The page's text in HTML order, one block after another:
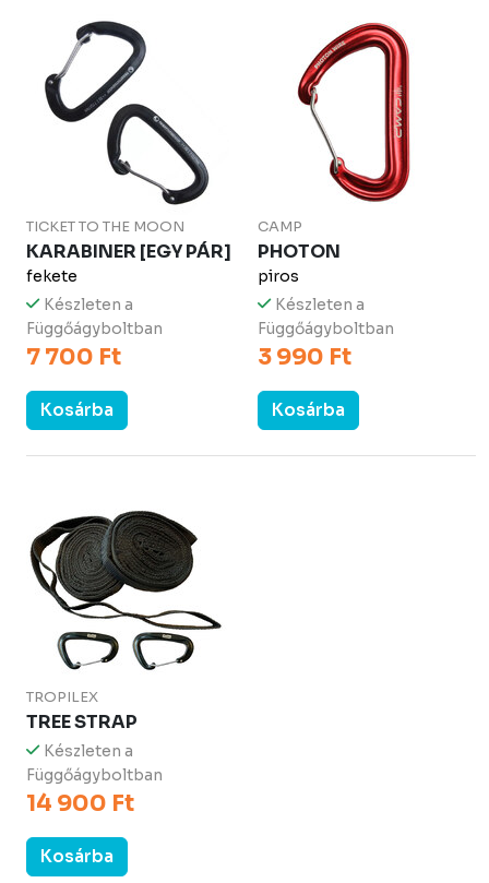
TICKET TO THE MOON
KARABINER [EGY PÁR]
fekete
Készleten a
Függőágyboltban
7 700 Ft
Kosárba
CAMP
PHOTON
piros
Készleten a
Függőágyboltban
3 990 Ft
Kosárba
TROPILEX
TREE STRAP
Készleten a
Függőágyboltban
14 900 Ft
Kosárba